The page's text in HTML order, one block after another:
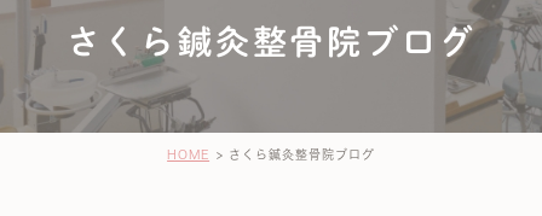
さくら鍼灸整骨院ブログ
HOME さくら鍼灸整骨院ブログ